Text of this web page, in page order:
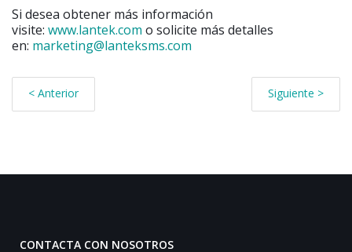
Si desea obtener más información
visite: www.lantek.com o solicite más detalles
en: marketing@lanteksms.com
< Anterior Siguiente >
CONTACTA CON NOSOTROS